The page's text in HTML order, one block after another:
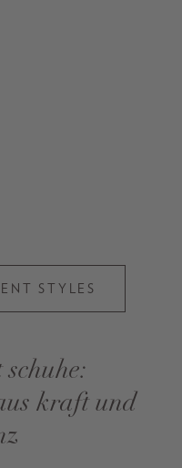
STYLES
kraft und